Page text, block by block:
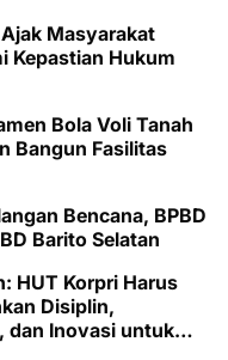
Masyarakat
Kepastian Hukum
Bola Voli Tanah
Bangun Fasilitas
Bencana, BPBD
Barito Selatan
HUT Korpri Harus
Disiplin,
dan Inovasi untuk